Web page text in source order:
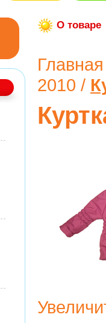
О товаре
Главная
2010 /